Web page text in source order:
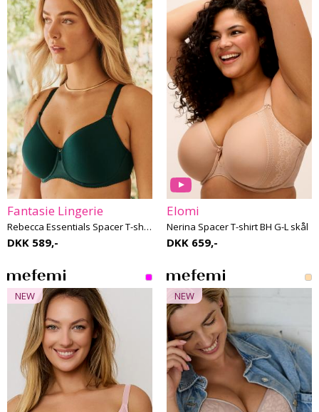
Fantasie Lingerie
Rebecca Essentials Spacer T-shirt BH F-K skål
DKK 589,-
Elomi
Nerina Spacer T-shirt BH G-L skål
DKK 659,-
NEW NEW